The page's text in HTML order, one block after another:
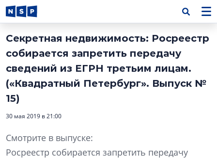
Секретная недвижимость: Росреестр
собирается запретить передачу
сведений из ЕГРН третьим лицам.
(«Квадратный Петербург». Выпуск №
15)
30 мая 2019 в 21:00
Смотрите в выпуске:
Росреестр собирается запретить передачу